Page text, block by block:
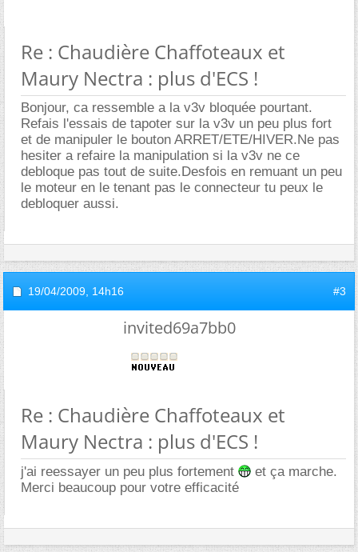
Re : Chaudière Chaffoteaux et
Maury Nectra : plus d'ECS !
Bonjour, ca ressemble a la v3v bloquée pourtant.
Refais l'essais de tapoter sur la v3v un peu plus fort
et de manipuler le bouton ARRET/ETE/HIVER.Ne pas
hesiter a refaire la manipulation si la v3v ne ce
debloque pas tout de suite.Desfois en remuant un peu
le moteur en le tenant pas le connecteur tu peux le
debloquer aussi.
19/04/2009, 14h16 #3
invited69a7bb0
Re : Chaudière Chaffoteaux et
Maury Nectra : plus d'ECS !
j'ai reessayer un peu plus fortement
et ça marche.
Merci beaucoup pour votre efficacité